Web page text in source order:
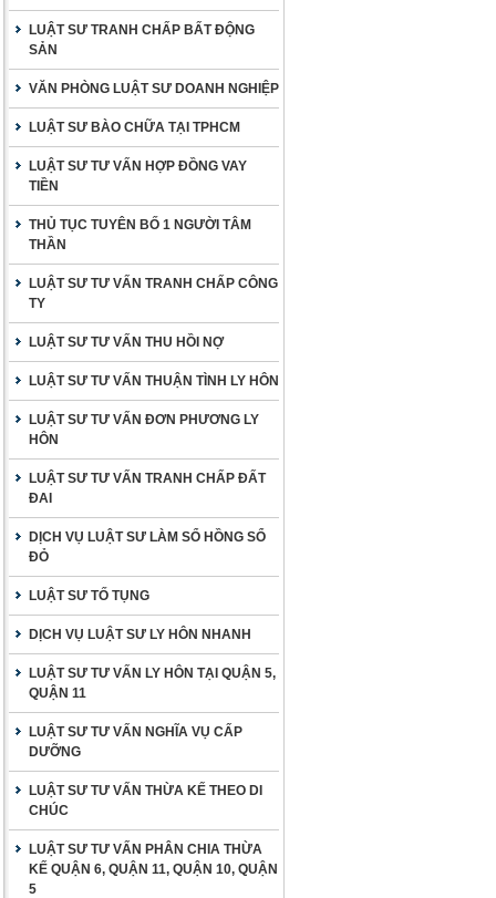
LUẬT SƯ TRANH CHẤP BẤT ĐỘNG
SẢN
VĂN PHÒNG LUẬT SƯ DOANH NGHIỆP
LUẬT SƯ BÀO CHỮA TẠI TPHCM
LUẬT SƯ TƯ VẤN HỢP ĐỒNG VAY
TIỀN
THỦ TỤC TUYÊN BỐ 1 NGƯỜI TÂM
THẦN
LUẬT SƯ TƯ VẤN TRANH CHẤP CÔNG
TY
LUẬT SƯ TƯ VẤN THU HỒI NỢ
LUẬT SƯ TƯ VẤN THUẬN TÌNH LY HÔN
LUẬT SƯ TƯ VẤN ĐƠN PHƯƠNG LY
HÔN
LUẬT SƯ TƯ VẤN TRANH CHẤP ĐẤT
ĐAI
DỊCH VỤ LUẬT SƯ LÀM SỔ HỒNG SỔ
ĐỎ
LUẬT SƯ TỐ TỤNG
DỊCH VỤ LUẬT SƯ LY HÔN NHANH
LUẬT SƯ TƯ VẤN LY HÔN TẠI QUẬN 5,
QUẬN 11
LUẬT SƯ TƯ VẤN NGHĨA VỤ CẤP
DƯỠNG
LUẬT SƯ TƯ VẤN THỪA KẾ THEO DI
CHÚC
LUẬT SƯ TƯ VẤN PHÂN CHIA THỪA
KẾ QUẬN 6, QUẬN 11, QUẬN 10, QUẬN
5